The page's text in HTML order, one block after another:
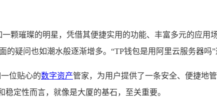
一颗璀璨的明星，凭借其便捷实用的功能、丰富多元的应
疑问也如潮水般逐渐增多。“TP钱包是用阿里云服务器吗
位贴心的数字资产管家，为用户提供了一条安全、便捷地
定性而言，就像是大厦的基石，至关重要。